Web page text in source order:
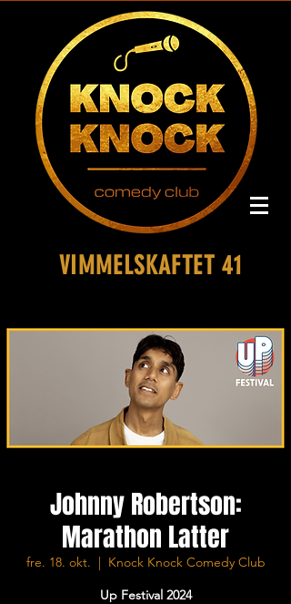
VIMMELSKAFTET 41
Johnny Robertson:
Marathon Latter
fre. 18. okt.
  |
Knock Knock Comedy Club
Up Festival 2024